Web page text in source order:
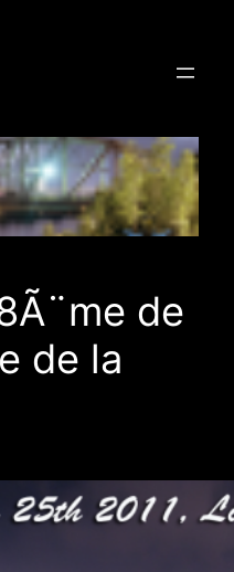
de
de la